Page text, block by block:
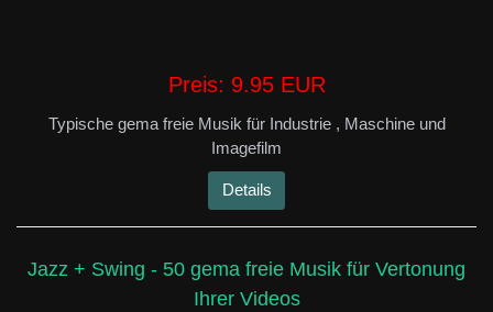
Preis: 9.95 EUR
Typische gema freie Musik für Industrie , Maschine und
Imagefilm
Details
Jazz + Swing - 50 gema freie Musik für Vertonung
Ihrer Videos